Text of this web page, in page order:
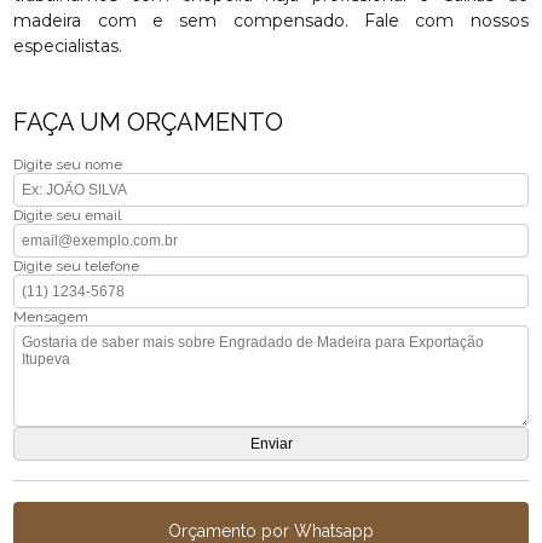
madeira com e sem compensado. Fale com nossos
especialistas.
FAÇA UM ORÇAMENTO
Digite seu nome
Digite seu email
Digite seu telefone
Mensagem
Orçamento por Whatsapp